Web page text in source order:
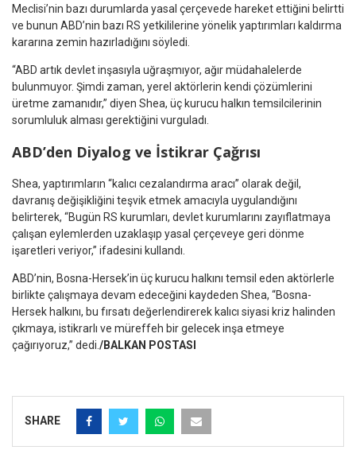
Meclisi’nin bazı durumlarda yasal çerçevede hareket ettiğini belirtti
ve bunun ABD’nin bazı RS yetkililerine yönelik yaptırımları kaldırma
kararına zemin hazırladığını söyledi.
“ABD artık devlet inşasıyla uğraşmıyor, ağır müdahalelerde
bulunmuyor. Şimdi zaman, yerel aktörlerin kendi çözümlerini
üretme zamanıdır,” diyen Shea, üç kurucu halkın temsilcilerinin
sorumluluk alması gerektiğini vurguladı.
ABD’den Diyalog ve İstikrar Çağrısı
Shea, yaptırımların “kalıcı cezalandırma aracı” olarak değil,
davranış değişikliğini teşvik etmek amacıyla uygulandığını
belirterek, “Bugün RS kurumları, devlet kurumlarını zayıflatmaya
çalışan eylemlerden uzaklaşıp yasal çerçeveye geri dönme
işaretleri veriyor,” ifadesini kullandı.
ABD’nin, Bosna-Hersek’in üç kurucu halkını temsil eden aktörlerle
birlikte çalışmaya devam edeceğini kaydeden Shea, “Bosna-
Hersek halkını, bu fırsatı değerlendirerek kalıcı siyasi kriz halinden
çıkmaya, istikrarlı ve müreffeh bir gelecek inşa etmeye
çağırıyoruz,” dedi. /BALKAN POSTASI
SHARE